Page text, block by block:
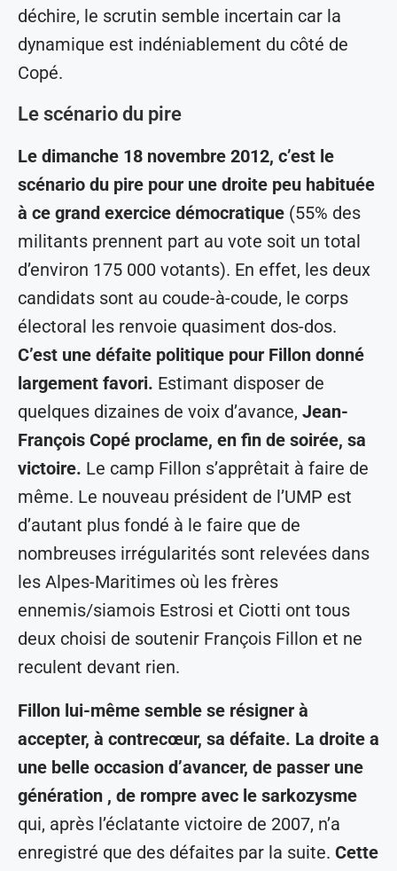
déchire, le scrutin semble incertain car la
dynamique est indéniablement du côté de
Copé.
Le scénario du pire
Le dimanche 18 novembre 2012, c’est le
scénario du pire pour une droite peu habituée
à ce grand exercice démocratique (55% des
militants prennent part au vote soit un total
d’environ 175 000 votants). En effet, les deux
candidats sont au coude-à-coude, le corps
électoral les renvoie quasiment dos-dos.
C’est une défaite politique pour Fillon donné
largement favori. Estimant disposer de
quelques dizaines de voix d’avance, Jean-
François Copé proclame, en fin de soirée, sa
victoire. Le camp Fillon s’apprêtait à faire de
même. Le nouveau président de l’UMP est
d’autant plus fondé à le faire que de
nombreuses irrégularités sont relevées dans
les Alpes-Maritimes où les frères
ennemis/siamois Estrosi et Ciotti ont tous
deux choisi de soutenir François Fillon et ne
reculent devant rien.
Fillon lui-même semble se résigner à
accepter, à contrecœur, sa défaite. La droite a
une belle occasion d’avancer, de passer une
génération , de rompre avec le sarkozysme
qui, après l’éclatante victoire de 2007, n’a
enregistré que des défaites par la suite. Cette